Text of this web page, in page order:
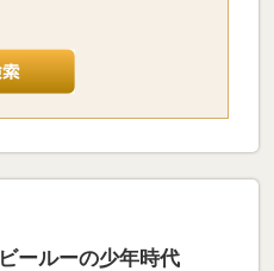
ビールーの少年時代